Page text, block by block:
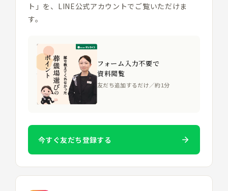
ト」を、LINE公式アカウントでご覧いただけま
す。
フォーム入力不要で
資料閲覧
友だち追加するだけ／約1分
今すぐ友だち登録する